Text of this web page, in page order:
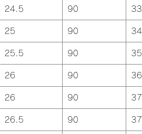
24.5 90 33
25 90 34
25.5 90 35
26 90 36
26 90 37
26.5 90